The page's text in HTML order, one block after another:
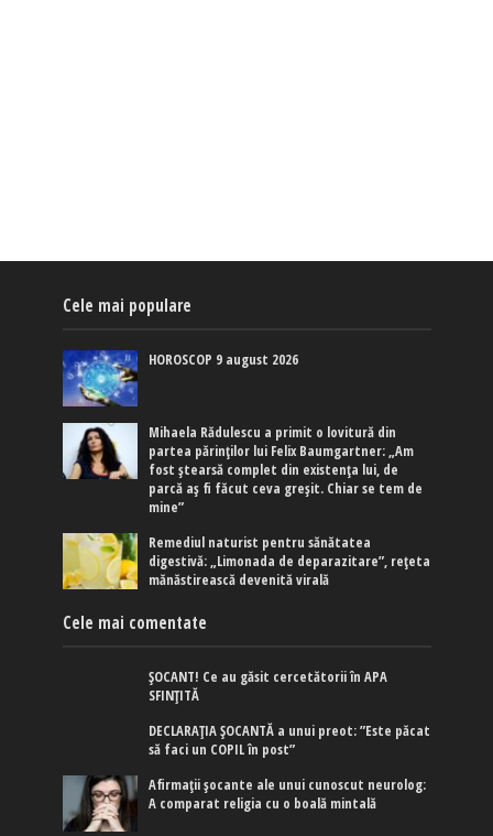
Cele mai populare
HOROSCOP 9 august 2026
Mihaela Rădulescu a primit o lovitură din
partea părinților lui Felix Baumgartner: „Am
fost ștearsă complet din existența lui, de
parcă aș fi făcut ceva greșit. Chiar se tem de
mine”
Remediul naturist pentru sănătatea
digestivă: „Limonada de deparazitare”, rețeta
mănăstirească devenită virală
Cele mai comentate
ȘOCANT! Ce au găsit cercetătorii în APA
SFINȚITĂ
DECLARAȚIA ȘOCANTĂ a unui preot: ”Este păcat
să faci un COPIL în post”
Afirmaţii şocante ale unui cunoscut neurolog:
A comparat religia cu o boală mintală